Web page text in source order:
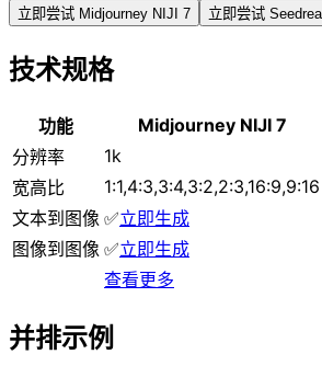
立即尝试 Midjourney NIJI 7 立即尝试
技术规格
功能 Midjourney NIJI 7
分辨率
1k
宽高比
1:1,4:3,3:4,3:2,2:3,16:9,9:16
文本到图像 ✅立即生成
图像到图像 ✅立即生成
查看更多
并排示例